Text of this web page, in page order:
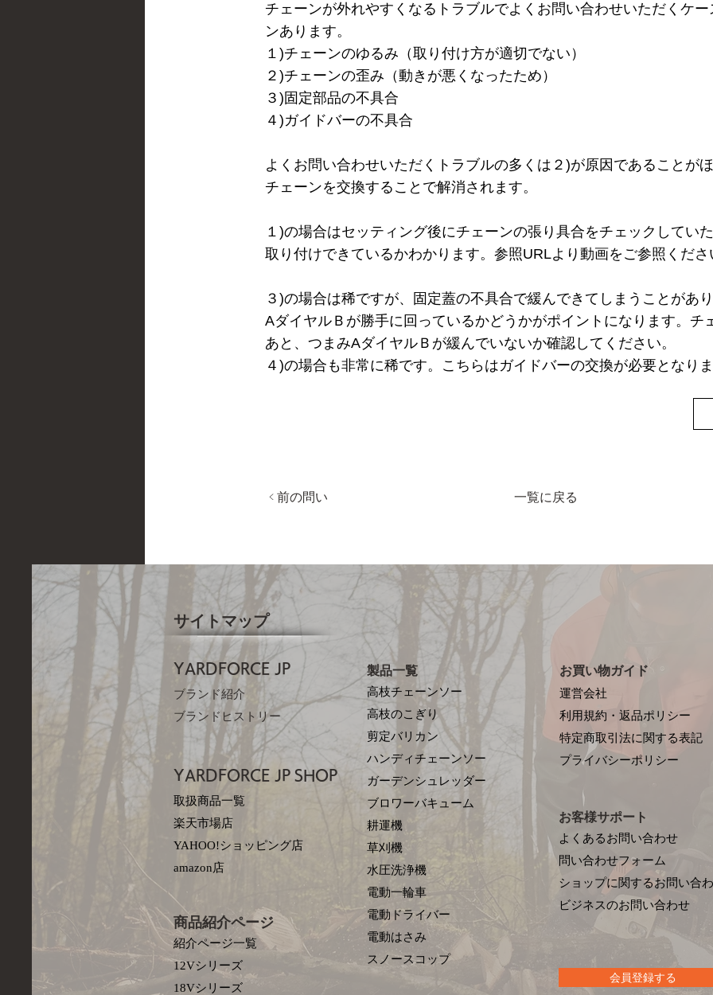
チェーンが外れやすくなるトラブルでよくお問い合わせいただくケ
ンあります。
１)チェーンのゆるみ（取り付け方が適切でない）
２)チェーンの歪み（動きが悪くなったため）
３)固定部品の不具合
４)ガイドバーの不具合
よくお問い合わせいただくトラブルの多くは２)が原因であることが
チェーンを交換することで解消されます。
１)の場合はセッティング後にチェーンの張り具合をチェックしてい
取り付けできているかわかります。参照URLより動画をご参照くださ
３)の場合は稀ですが、固定蓋の不具合で緩んできてしまうことがあ
AダイヤルＢが勝手に回っているかどうかがポイントになります。チ
あと、つまみAダイヤルＢが緩んでいないか確認してください。
４)の場合も非常に稀です。こちらはガイドバーの交換が必要となり
< 前の問い 一覧に戻る
サイトマップ
YARDFORCE JP​
ブランド紹介
ブランドヒストリー
YARDFORCE JP​ SHOP
取扱商品一覧
楽天市場店
YAHOO!ショッピング店
amazon店
商品紹介ページ
紹介ページ一覧
12Vシリーズ
18Vシリーズ
製品一覧
高枝チェーンソー
高枝のこぎり
剪定バリカン
ハンディチェーンソー
ガーデンシュレッダー
ブロワーバキューム
耕運機
草刈機
水圧洗浄機
電動一輪車
電動ドライバー
電動はさみ
​スノースコップ
お買い物ガイド
運営会社
利用規約・返品ポリシー
特定商取引法に関する表記
プライバシーポリシー
お客様サポート
よくあるお問い合わせ
問い合わせフォーム
ショップに関するお問い合
​ビジネスのお問い合わせ
会員登録する